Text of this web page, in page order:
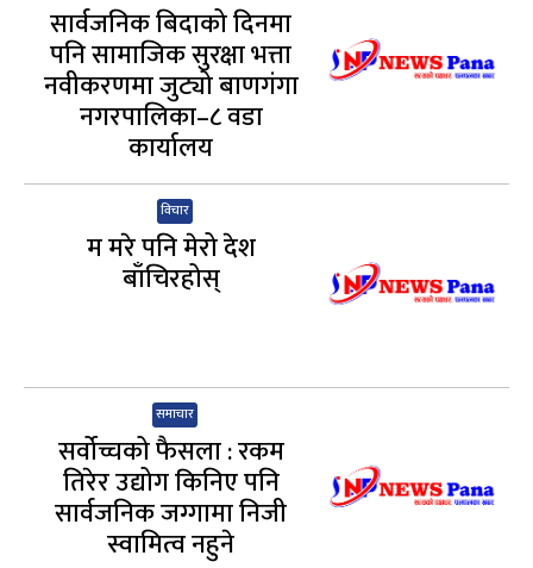
सार्वजनिक बिदाको दिनमा
पनि सामाजिक सुरक्षा भत्ता
नवीकरणमा जुट्यो बाणगंगा
नगरपालिका–८ वडा
कार्यालय
विचार
म मरे पनि मेरो देश
बाँचिरहोस्
समाचार
सर्वोच्चको फैसला : रकम
तिरेर उद्योग किनिए पनि
सार्वजनिक जग्गामा निजी
स्वामित्व नहुने